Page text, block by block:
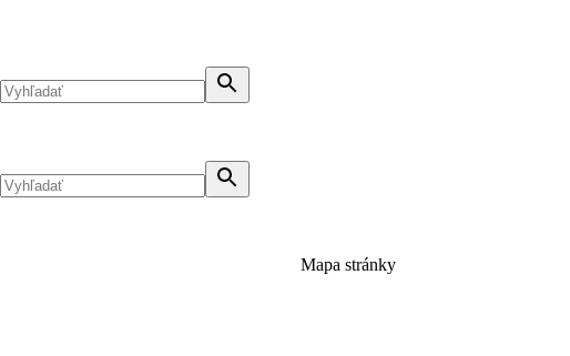
Mapa stránky